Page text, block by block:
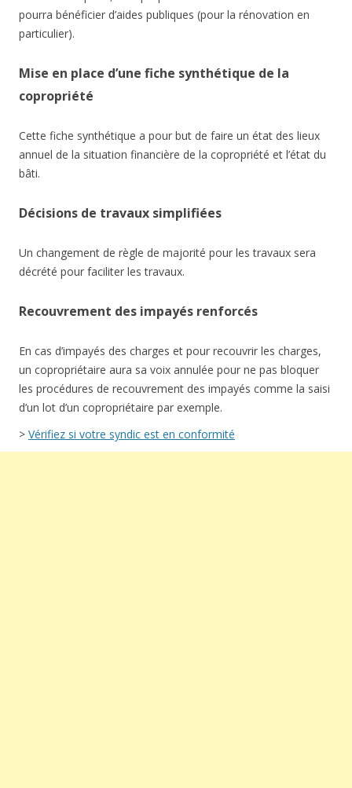
pourra bénéficier d’aides publiques (pour la rénovation en
particulier).
Mise en place d’une fiche synthétique de la
copropriété
Cette fiche synthétique a pour but de faire un état des lieux
annuel de la situation financière de la copropriété et l’état du
bâti.
Décisions de travaux simplifiées
Un changement de règle de majorité pour les travaux sera
décrété pour faciliter les travaux.
Recouvrement des impayés renforcés
En cas d’impayés des charges et pour recouvrir les charges,
un copropriétaire aura sa voix annulée pour ne pas bloquer
les procédures de recouvrement des impayés comme la saisi
d’un lot d’un copropriétaire par exemple.
> Vérifiez si votre syndic est en conformité